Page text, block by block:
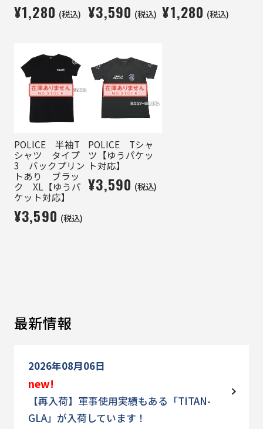
¥1,280 (税込) ¥3,590 (税込) ¥1,280 (税込)
POLICE 半袖T
シャツ タイプ
3 バックプリン
トあり ブラッ
ク XL【ゆうパ
ケット対応】
¥3,590 (税込)
POLICE Tシャ
ツ【ゆうパケッ
ト対応】
¥3,590 (税込)
最新情報
2026年08月06日
new!
【再入荷】軍事使用実績もある「TITAN-
GLA」が入荷しています！